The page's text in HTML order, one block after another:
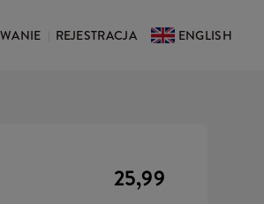
REJESTRACJA ENGLISH
25,99